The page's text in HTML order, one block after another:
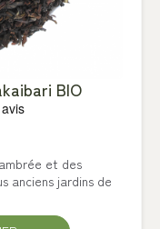
BIO
et des
anciens jardins de